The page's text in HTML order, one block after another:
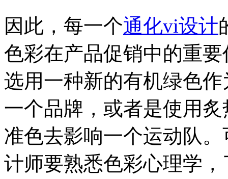
因此，每一个通化vi设计
色彩在产品促销中的重
选用一种新的有机绿色
一个品牌，或者是使用
准色去影响一个运动队
计师要熟悉色彩心理学